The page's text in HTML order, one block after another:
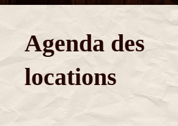
Agenda des
locations